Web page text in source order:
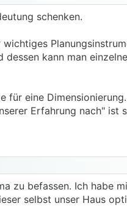
schenken.
kann man
für eine
Erfahrung nach" ist
zu befassen. Ich habe
selbst unser Haus